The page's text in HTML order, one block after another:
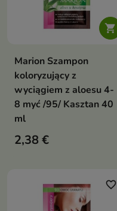

Marion Szampon
koloryzujący z
wyciągiem z aloesu 4-
8 myć /95/ Kasztan 40
ml
2,38 €
favorite_border